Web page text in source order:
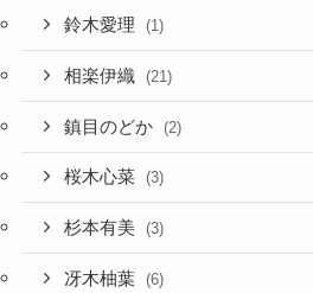
鈴木愛理 (1)
相楽伊織 (21)
鎮目のどか (2)
桜木心菜 (3)
杉本有美 (3)
冴木柚葉 (6)